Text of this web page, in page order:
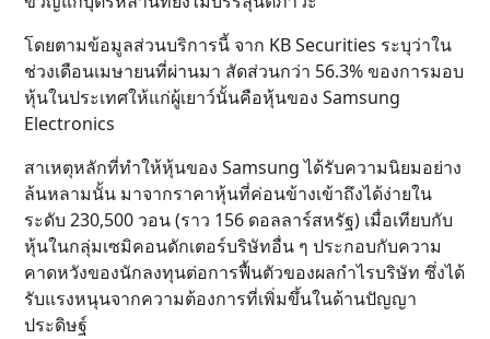
โดยตามข้อมูลส่วนบริการนี้ จาก KB Securities ระบุว่าใน
ช่วงเดือนเมษายนที่ผ่านมา สัดส่วนกว่า 56.3% ของการมอบ
หุ้นในประเทศให้แก่ผู้เยาว์นั้นคือหุ้นของ Samsung
Electronics
สาเหตุหลักที่ทำให้หุ้นของ Samsung ได้รับความนิยมอย่าง
ล้นหลามนั้น มาจากราคาหุ้นที่ค่อนข้างเข้าถึงได้ง่ายใน
ระดับ 230,500 วอน (ราว 156 ดอลลาร์สหรัฐ) เมื่อเทียบกับ
หุ้นในกลุ่มเซมิคอนดักเตอร์บริษัทอื่น ๆ ประกอบกับความ
คาดหวังของนักลงทุนต่อการฟื้นตัวของผลกำไรบริษัท ซึ่งได้
รับแรงหนุนจากความต้องการที่เพิ่มขึ้นในด้านปัญญา
ประดิษฐ์